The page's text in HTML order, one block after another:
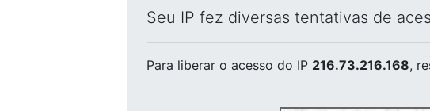
Seu IP fez diversas tentativas de
Para liberar o acesso do IP 216.73.216.168,